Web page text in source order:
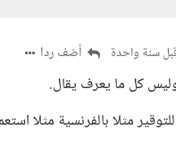
سنة واحدة أضف ردا
كل ما يعرف يقال.